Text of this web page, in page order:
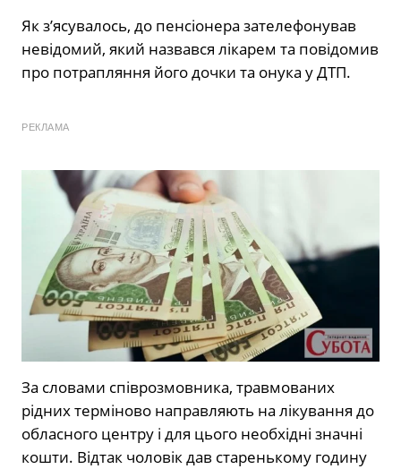
Як з’ясувалось, до пенсіонера зателефонував
невідомий, який назвався лікарем та повідомив
про потрапляння його дочки та онука у ДТП.
РЕКЛАМА
За словами співрозмовника, травмованих
рідних терміново направляють на лікування до
обласного центру і для цього необхідні значні
кошти. Відтак чоловік дав старенькому годину